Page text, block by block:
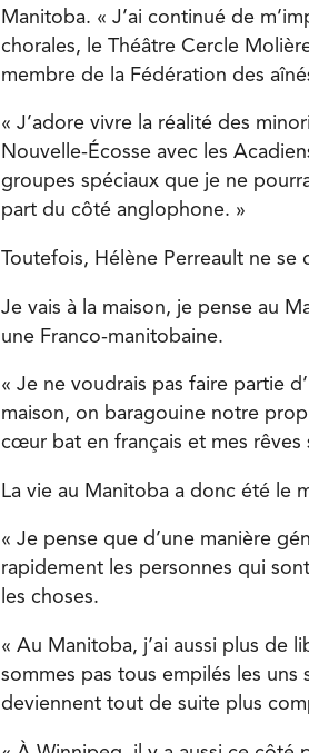
Manitoba. « J’ai continué de
chorales, le Théâtre Cercle
membre de la Fédération des
« J’adore vivre la réalité des
Nouvelle-Écosse avec les
groupes spéciaux que je ne
part du côté anglophone. »
Toutefois, Hélène Perreault ne se
Je vais à la maison, je pense au
une Franco-manitobaine.
« Je ne voudrais pas faire partie
maison, on baragouine notre
cœur bat en français et mes
La vie au Manitoba a donc été le
« Je pense que d’une manière
rapidement les personnes qui
les choses.
« Au Manitoba, j’ai aussi plus de
sommes pas tous empilés les uns
deviennent tout de suite plus